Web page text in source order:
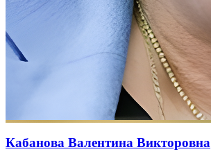
Кабанова Валентина Викторовна